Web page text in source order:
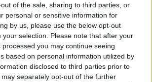
of the sale, sharing to third parties, or
personal or sensitive information for
by us, please use the below opt-out
your selection. Please note that after your
you may continue seeing
based on personal information utilized by
disclosed to third parties prior to
separately opt-out of the further
υπηρετώντας ως
Οικονομίας, υπουργός
υπουργός Εθνικής Παιδείας
, στις κυβερνήσεις των
και Κωνσταντίνου